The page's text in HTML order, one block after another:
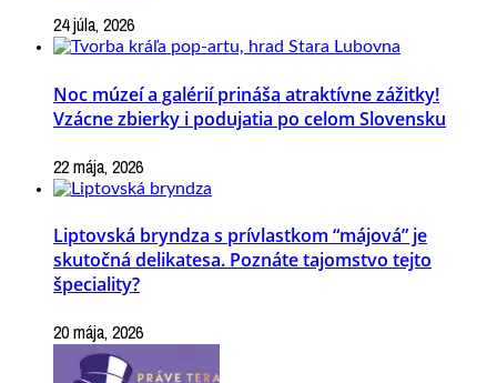
24 júla, 2026
Noc múzeí a galérií prináša atraktívne zážitky!
Vzácne zbierky i podujatia po celom Slovensku
22 mája, 2026
Liptovská bryndza s prívlastkom “májová” je
skutočná delikatesa. Poznáte tajomstvo tejto
špeciality?
20 mája, 2026